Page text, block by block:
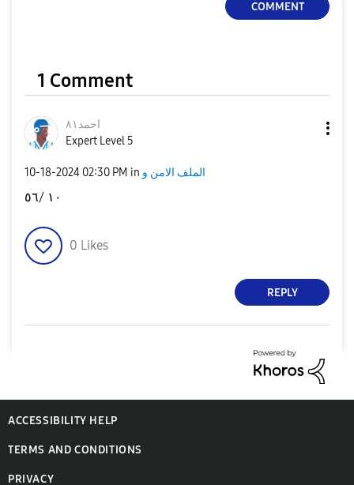
COMMENT
1 Comment
احمد٨١
Expert Level 5
‎10-18-2024 02:30 PM in الملف الامن و
١٠ /٥٦
0 Likes
REPLY
ACCESSIBILITY HELP
TERMS AND CONDITIONS
PRIVACY